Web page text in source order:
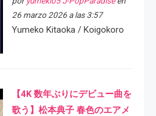
26 marzo 2026 a las 3:57
Yumeko Kitaoka / Koigokoro
【4K 数年ぶりにデビュー曲を
歌う】松本典子 春色のエアメ